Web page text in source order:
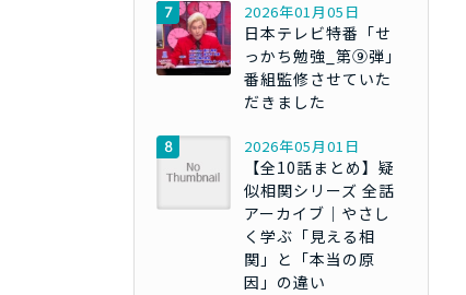
2026年01月05日
日本テレビ特番「せ
っかち勉強_第⑨弾」
番組監修させていた
だきました
2026年05月01日
【全10話まとめ】疑
似相関シリーズ 全話
アーカイブ｜やさし
く学ぶ「見える相
関」と「本当の原
因」の違い